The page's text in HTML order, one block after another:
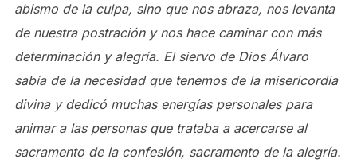
abismo de la culpa, sino que nos abraza, nos levanta
de nuestra postración y nos hace caminar con más
determinación y alegría. El siervo de Dios Álvaro
sabía de la necesidad que tenemos de la misericordia
divina y dedicó muchas energías personales para
animar a las personas que trataba a acercarse al
sacramento de la confesión, sacramento de la alegría.